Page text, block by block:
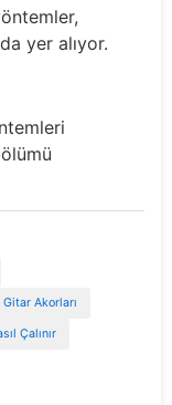
yer alıyor.
Akorları
Çalınır